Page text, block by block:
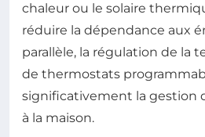
chaleur ou le solaire
réduire la dépendance aux
parallèle, la régulation de la
de thermostats
significativement la gestion
à la maison.